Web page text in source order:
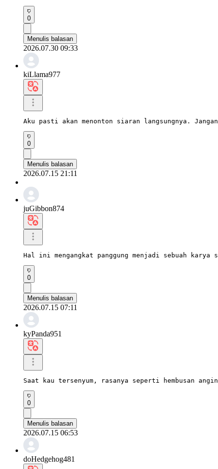
0
Menulis balasan
2026.07.30 09:33
kiLlama977
Aku pasti akan menonton siaran langsungnya.
0
Menulis balasan
2026.07.15 21:11
juGibbon874
Hal ini mengangkat panggung menjadi sebuah
0
Menulis balasan
2026.07.15 07:11
kyPanda951
Saat kau tersenyum, rasanya seperti hembusan
0
Menulis balasan
2026.07.15 06:53
doHedgehog481